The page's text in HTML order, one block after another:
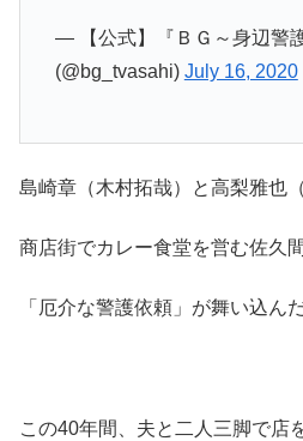
— 【公式】『ＢＧ～身辺警
(@bg_tvasahi) July 16, 2020
島崎章（木村拓哉）と高梨雅也
商店街でカレー食堂を営む佐久
「厄介な警護依頼」が舞い込んだ
この40年間、夫と二人三脚で店